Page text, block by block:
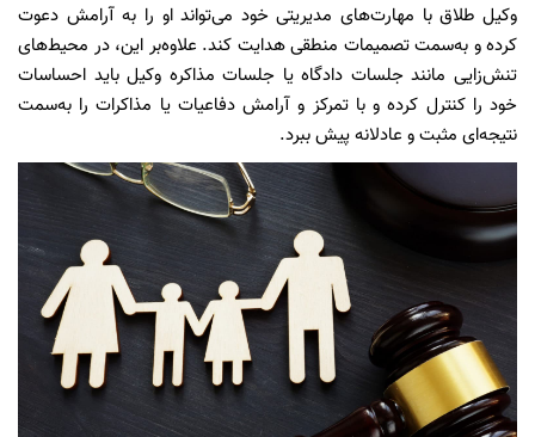
وکیل طلاق با مهارت‌های مدیریتی خود می‌تواند او را به آرامش دعوت
کرده و به‌سمت تصمیمات منطقی هدایت کند. علاوه‌بر این، در محیط‌های
تنش‌زایی مانند جلسات دادگاه یا جلسات مذاکره وکیل باید احساسات
خود را کنترل کرده و با تمرکز و آرامش دفاعیات یا مذاکرات را به‌سمت
نتیجه‌ای مثبت و عادلانه پیش ببرد.